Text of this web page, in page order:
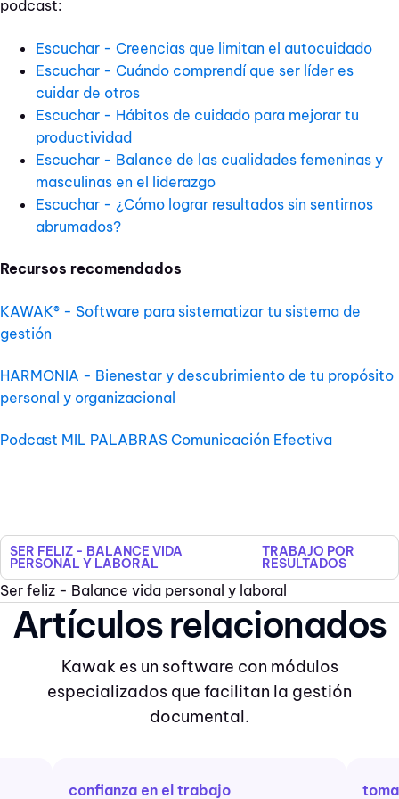
podcast:
Escuchar - Creencias que limitan el autocuidado
Escuchar - Cuándo comprendí que ser líder es
cuidar de otros
Escuchar - Hábitos de cuidado para mejorar tu
productividad
Escuchar - Balance de las cualidades femeninas y
masculinas en el liderazgo
Escuchar - ¿Cómo lograr resultados sin sentirnos
abrumados?
Recursos recomendados
KAWAK® - Software para sistematizar tu sistema de
gestión
HARMONIA - Bienestar y descubrimiento de tu propósito
personal y organizacional
Podcast MIL PALABRAS Comunicación Efectiva
SER FELIZ - BALANCE VIDA
PERSONAL Y LABORAL
TRABAJO POR
RESULTADOS
Ser feliz - Balance vida personal y laboral
Artículos relacionados
Kawak es un software con módulos
especializados que facilitan la gestión
documental.
confianza en el trabajo